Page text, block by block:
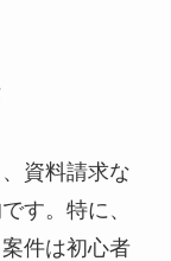
資料請求な
す。特に、
件は初心者